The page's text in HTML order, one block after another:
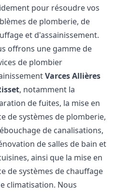
pour résoudre vos
de plomberie, de
et d'assainissement.
offrons une gamme de
de plombier
Varces Allières
, notamment la
de fuites, la mise en
de systèmes de plomberie,
de canalisations,
de salles de bain et
ainsi que la mise en
de systèmes de chauffage
climatisation. Nous